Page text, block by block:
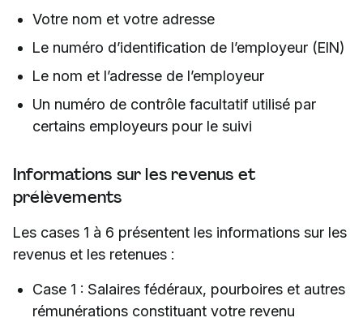
Votre nom et votre adresse
Le numéro d’identification de l’employeur (EIN)
Le nom et l’adresse de l’employeur
Un numéro de contrôle facultatif utilisé par
certains employeurs pour le suivi
Informations sur les revenus et
prélèvements
Les cases 1 à 6 présentent les informations sur les
revenus et les retenues :
Case 1 : Salaires fédéraux, pourboires et autres
rémunérations constituant votre revenu